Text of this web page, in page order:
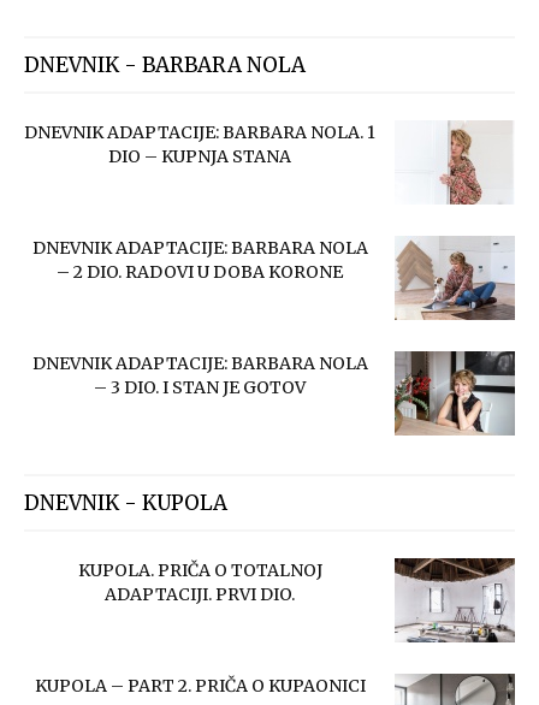
DNEVNIK - BARBARA NOLA
DNEVNIK ADAPTACIJE: BARBARA NOLA. 1
DIO – KUPNJA STANA
DNEVNIK ADAPTACIJE: BARBARA NOLA
– 2 DIO. RADOVI U DOBA KORONE
DNEVNIK ADAPTACIJE: BARBARA NOLA
– 3 DIO. I STAN JE GOTOV
DNEVNIK - KUPOLA
KUPOLA. PRIČA O TOTALNOJ
ADAPTACIJI. PRVI DIO.
KUPOLA – PART 2. PRIČA O KUPAONICI